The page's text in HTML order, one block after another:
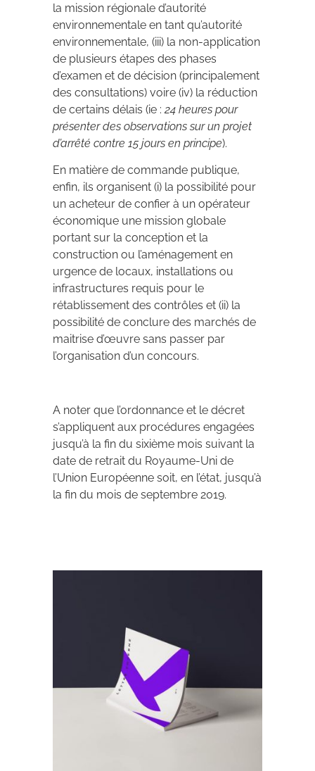
la mission régionale d’autorité
environnementale en tant qu’autorité
environnementale, (iii) la non-application
de plusieurs étapes des phases
d’examen et de décision (principalement
des consultations) voire (iv) la réduction
de certains délais (ie :24 heures pour
présenter des observations sur un projet
d’arrêté contre 15 jours en principe).
En matière de commande publique,
enfin, ils organisent (i) la possibilité pour
un acheteur de confier à un opérateur
économique une mission globale
portant sur la conception et la
construction ou l’aménagement en
urgence de locaux, installations ou
infrastructures requis pour le
rétablissement des contrôles et (ii) la
possibilité de conclure des marchés de
maitrise d’œuvre sans passer par
l’organisation d’un concours.
A noter que l’ordonnance et le décret
s’appliquent aux procédures engagées
jusqu’à la fin du sixième mois suivant la
date de retrait du Royaume-Uni de
l’Union Européenne soit, en l’état, jusqu’à
la fin du mois de septembre 2019.